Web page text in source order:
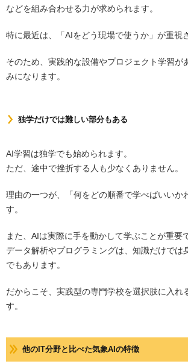
などを組み合わせる力が求められます。
特に最近は、「AIをどう現場で使うか」が重視
そのため、実践的な設備やプロジェクト学習が
みになります。
独学だけでは難しい部分もある
AI学習は独学でも始められます。
ただ、途中で挫折する人も少なくありません。
理由の一つが、「何をどの順番で学べばいいか
す。
また、AIは実際に手を動かして学ぶことが重要
データ解析やプログラミングは、知識だけでは
でもあります。
だからこそ、実践型の専門学校を選択肢に入れ
す。
他のIT分野と比べた気象AIの特徴